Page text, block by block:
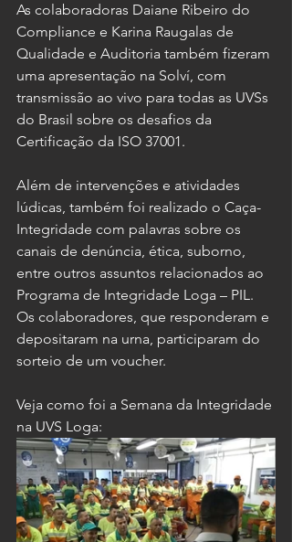
As colaboradoras Daiane Ribeiro do
Compliance e Karina Raugalas de
Qualidade e Auditoria também fizeram
uma apresentação na Solví, com
transmissão ao vivo para todas as UVSs
do Brasil sobre os desafios da
Certificação da ISO 37001.
Além de intervenções e atividades
lúdicas, também foi realizado o Caça-
Integridade com palavras sobre os
canais de denúncia, ética, suborno,
entre outros assuntos relacionados ao
Programa de Integridade Loga – PIL.
Os colaboradores, que responderam e
depositaram na urna, participaram do
sorteio de um voucher.
Veja como foi a Semana da Integridade
na UVS Loga: